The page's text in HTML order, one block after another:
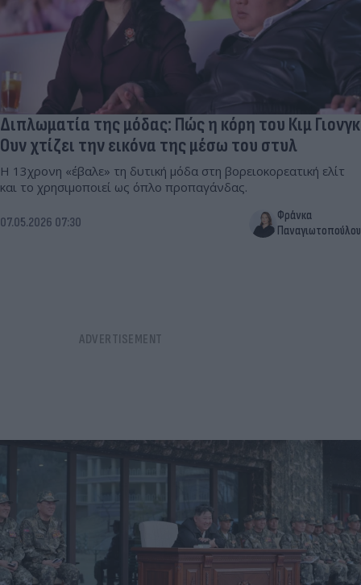
Διπλωματία της μόδας: Πώς η κόρη του Κιμ Γιονγκ
Ουν χτίζει την εικόνα της μέσω του στυλ
Η 13χρονη «έβαλε» τη δυτική μόδα στη βορειοκορεατική ελίτ
και το χρησιμοποιεί ως όπλο προπαγάνδας.
07.05.2026 07:30
Φράνκα
Παναγιωτοπούλου